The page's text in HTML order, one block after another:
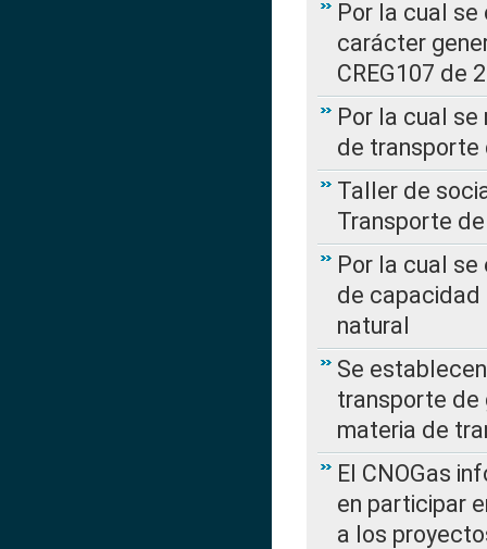
Por la cual
carácter
CREG107 de
Por la cual
de transporte
Taller de
Transporte
Por la cual
de capacidad
natural
Se
transporte de
materia de
El CNOGas
en participar
a los